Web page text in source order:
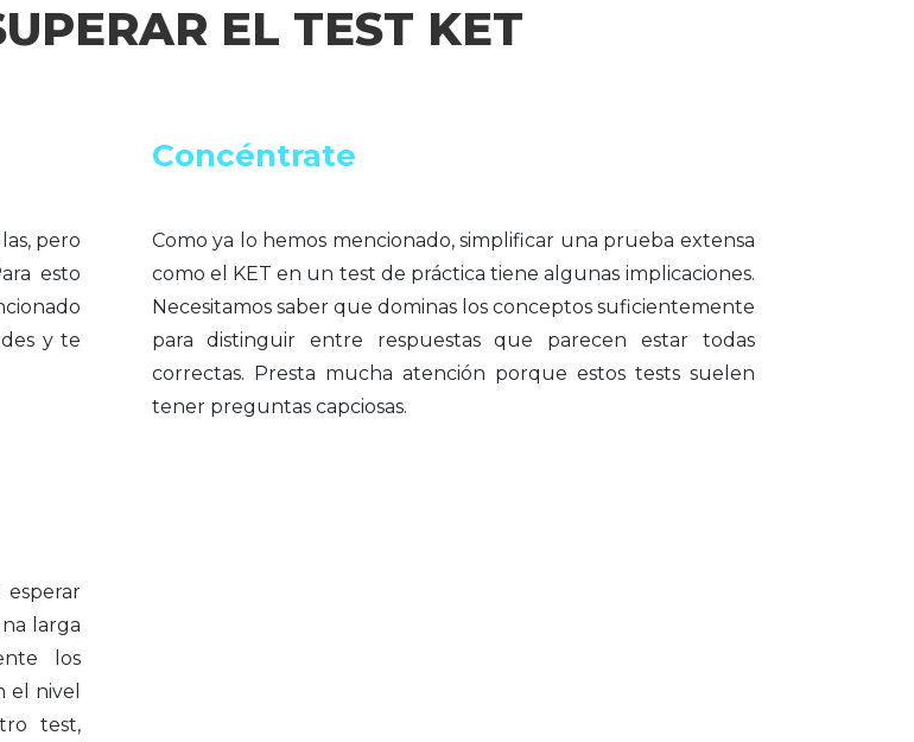
EL TEST KET
pero
esto
y te
Concéntrate
Como ya lo hemos mencionado, simplificar una prueba extensa
como el KET en un test de práctica tiene algunas implicaciones.
Necesitamos saber que dominas los conceptos suficientemente
para distinguir entre respuestas que parecen estar todas
correctas. Presta mucha atención porque estos tests suelen
tener preguntas capciosas.
larga
los
el nivel
test,